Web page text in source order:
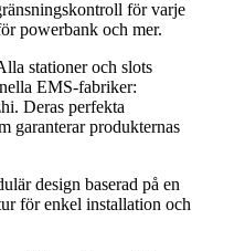
för varje
powerbank och mer.
stationer och slots
EMS-fabriker:
Deras perfekta
garanterar produkternas
design baserad på en
för enkel installation och